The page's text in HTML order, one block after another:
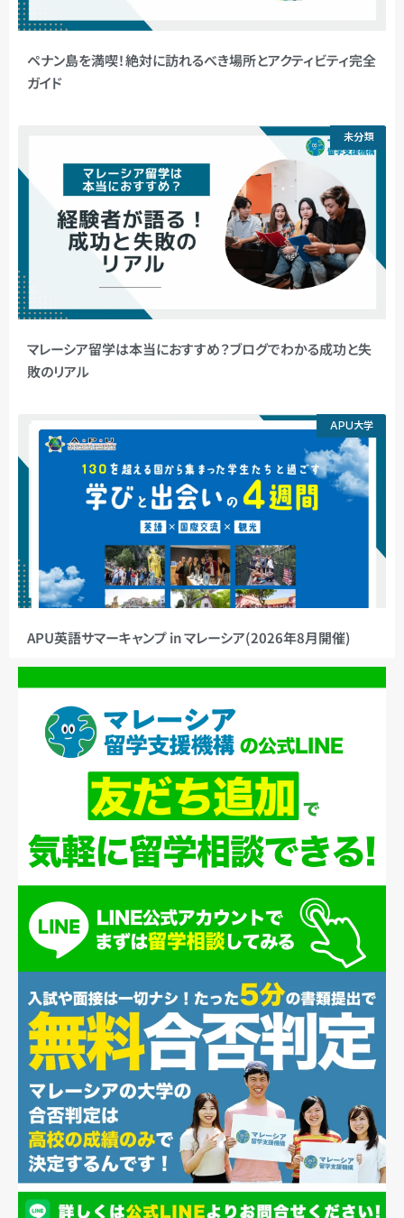
ペナン島を満喫！絶対に訪れるべき場所とアクティビティ完全
ガイド
未分類
マレーシア留学は本当におすすめ？ブログでわかる成功と失
敗のリアル
APU大学
APU英語サマーキャンプ in マレーシア(2026年8月開催)